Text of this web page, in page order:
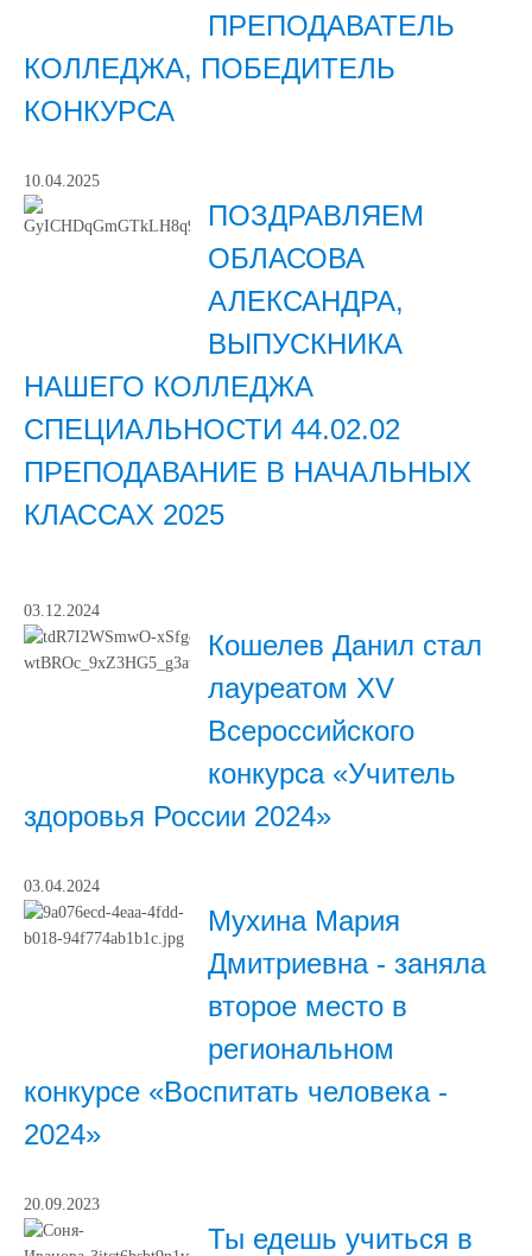
ПРЕПОДАВАТЕЛЬ
КОЛЛЕДЖА, ПОБЕДИТЕЛЬ
КОНКУРСА
10.04.2025
ПОЗДРАВЛЯЕМ
ОБЛАСОВА
АЛЕКСАНДРА,
ВЫПУСКНИКА
НАШЕГО КОЛЛЕДЖА
СПЕЦИАЛЬНОСТИ 44.02.02
ПРЕПОДАВАНИЕ В НАЧАЛЬНЫХ
КЛАССАХ 2025
03.12.2024
Кошелев Данил стал
лауреатом XV
Всероссийского
конкурса «Учитель
здоровья России 2024»
03.04.2024
Мухина Мария
Дмитриевна - заняла
второе место в
региональном
конкурсе «Воспитать человека -
2024»
20.09.2023
Ты едешь учиться в